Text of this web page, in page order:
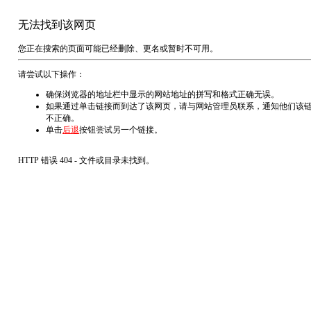
无法找到该网页
您正在搜索的页面可能已经删除、更名或暂时不可用。
请尝试以下操作：
确保浏览器的地址栏中显示的网站地址的拼写和格式正确无误。
如果通过单击链接而到达了该网页，请与网站管理员联系，通知他们该
不正确。
单击后退按钮尝试另一个链接。
HTTP 错误 404 - 文件或目录未找到。